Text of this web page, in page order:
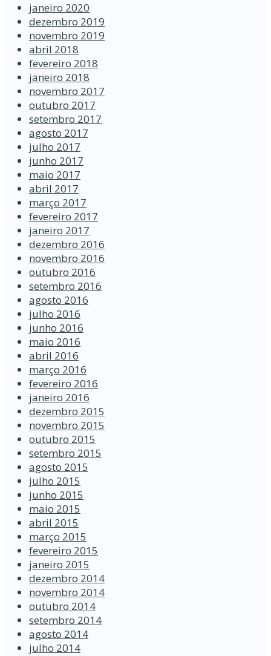
janeiro 2020
dezembro 2019
novembro 2019
abril 2018
fevereiro 2018
janeiro 2018
novembro 2017
outubro 2017
setembro 2017
agosto 2017
julho 2017
junho 2017
maio 2017
abril 2017
março 2017
fevereiro 2017
janeiro 2017
dezembro 2016
novembro 2016
outubro 2016
setembro 2016
agosto 2016
julho 2016
junho 2016
maio 2016
abril 2016
março 2016
fevereiro 2016
janeiro 2016
dezembro 2015
novembro 2015
outubro 2015
setembro 2015
agosto 2015
julho 2015
junho 2015
maio 2015
abril 2015
março 2015
fevereiro 2015
janeiro 2015
dezembro 2014
novembro 2014
outubro 2014
setembro 2014
agosto 2014
julho 2014